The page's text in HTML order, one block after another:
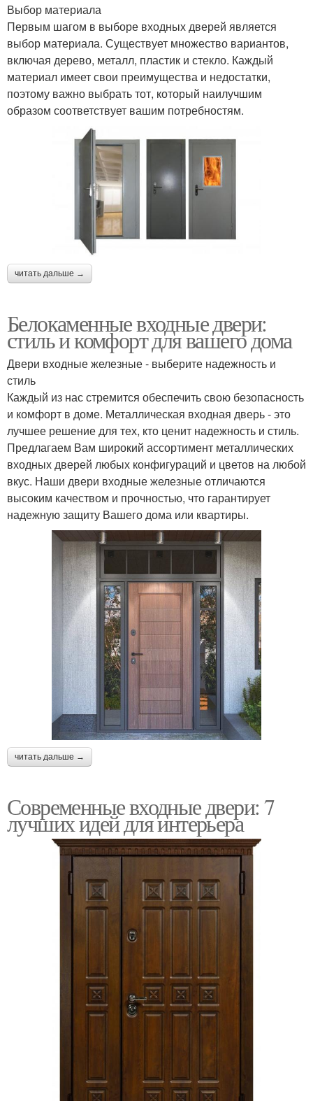
Выбор материала
Первым шагом в выборе входных дверей является
выбор материала. Существует множество вариантов,
включая дерево, металл, пластик и стекло. Каждый
материал имеет свои преимущества и недостатки,
поэтому важно выбрать тот, который наилучшим
образом соответствует вашим потребностям.
читать дальше →
Белокаменные входные двери:
стиль и комфорт для вашего дома
Двери входные железные - выберите надежность и
стиль
Каждый из нас стремится обеспечить свою безопасность
и комфорт в доме. Металлическая входная дверь - это
лучшее решение для тех, кто ценит надежность и стиль.
Предлагаем Вам широкий ассортимент металлических
входных дверей любых конфигураций и цветов на любой
вкус. Наши двери входные железные отличаются
высоким качеством и прочностью, что гарантирует
надежную защиту Вашего дома или квартиры.
читать дальше →
Современные входные двери: 7
лучших идей для интерьера